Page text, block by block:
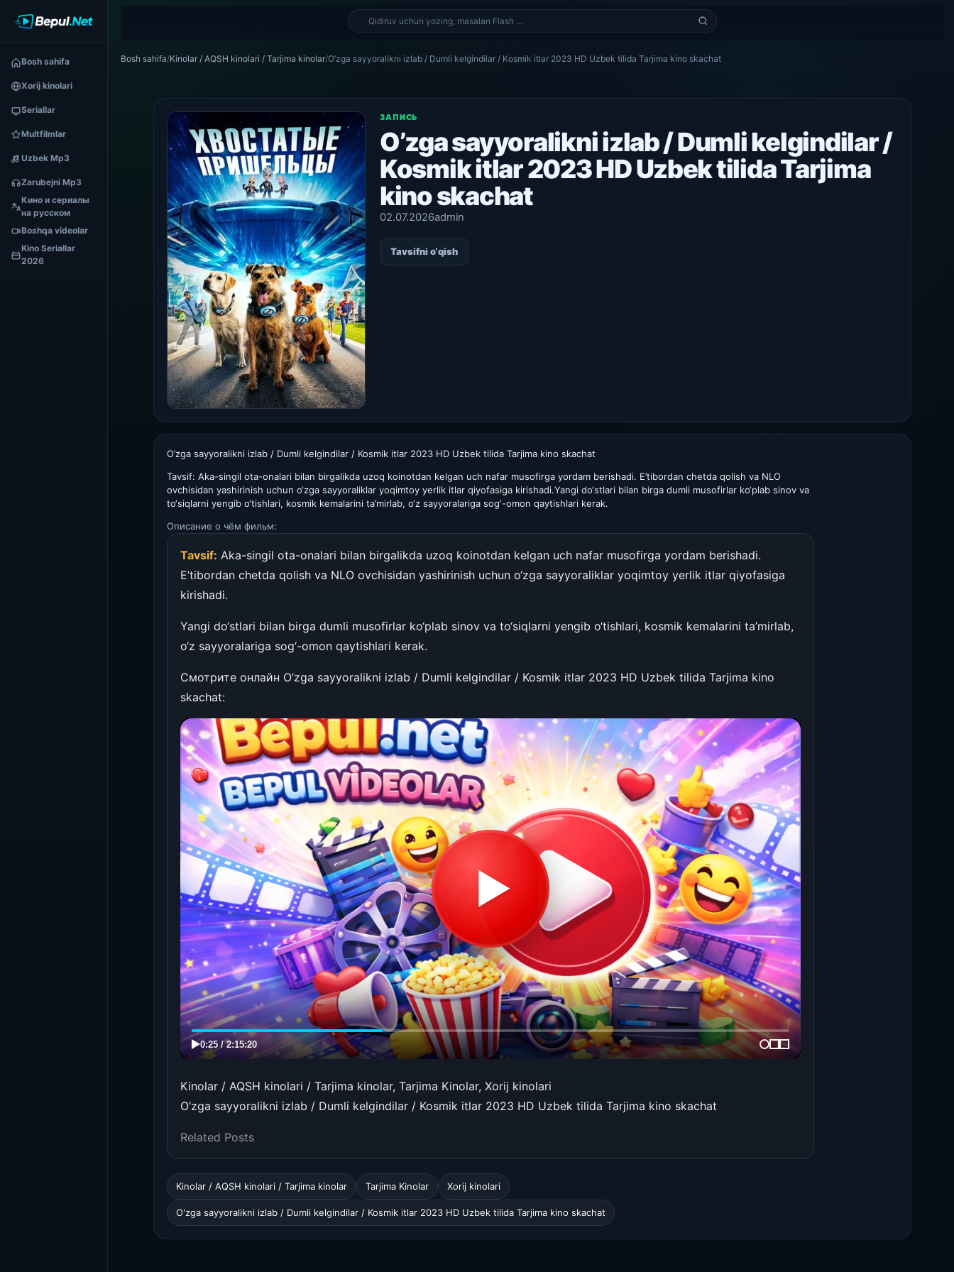
Bosh sahifa
Xorij kinolari
Seriallar
Multfilmlar
Uzbek Mp3
Zarubejni Mp3
Кино и сериалы
на русском
Boshqa videolar
Kino Seriallar
2026
Bosh sahifa/Kinolar / AQSH kinolari / Tarjima kinolar/O’zga sayyoralikni izlab / Dumli kelgindilar / Kosmik itlar 2023 HD Uzbek tilida Tarjima kino skachat
ЗАПИСЬ
O’zga sayyoralikni izlab / Dumli kelgindilar /
Kosmik itlar 2023 HD Uzbek tilida Tarjima
kino skachat
02.07.2026admin
Tavsifni o‘qish
O’zga sayyoralikni izlab / Dumli kelgindilar / Kosmik itlar 2023 HD Uzbek tilida Tarjima kino skachat
Tavsif: Aka-singil ota-onalari bilan birgalikda uzoq koinotdan kelgan uch nafar musofirga yordam berishadi. E’tibordan chetda qolish va NLO
ovchisidan yashirinish uchun o‘zga sayyoraliklar yoqimtoy yerlik itlar qiyofasiga kirishadi.Yangi do‘stlari bilan birga dumli musofirlar ko‘plab sinov va
to‘siqlarni yengib o‘tishlari, kosmik kemalarini ta’mirlab, o‘z sayyoralariga sog‘-omon qaytishlari kerak.
Описание о чём фильм:
Tavsif: Aka-singil ota-onalari bilan birgalikda uzoq koinotdan kelgan uch nafar musofirga yordam berishadi.
E’tibordan chetda qolish va NLO ovchisidan yashirinish uchun o‘zga sayyoraliklar yoqimtoy yerlik itlar qiyofasiga
kirishadi.
Yangi do‘stlari bilan birga dumli musofirlar ko‘plab sinov va to‘siqlarni yengib o‘tishlari, kosmik kemalarini ta’mirlab,
o‘z sayyoralariga sog‘-omon qaytishlari kerak.
Смотрите онлайн O’zga sayyoralikni izlab / Dumli kelgindilar / Kosmik itlar 2023 HD Uzbek tilida Tarjima kino
skachat:
Kinolar / AQSH kinolari / Tarjima kinolar, Tarjima Kinolar, Xorij kinolari
O’zga sayyoralikni izlab / Dumli kelgindilar / Kosmik itlar 2023 HD Uzbek tilida Tarjima kino skachat
Related Posts
Kinolar / AQSH kinolari / Tarjima kinolar Tarjima Kinolar Xorij kinolari
O'zga sayyoralikni izlab / Dumli kelgindilar / Kosmik itlar 2023 HD Uzbek tilida Tarjima kino skachat